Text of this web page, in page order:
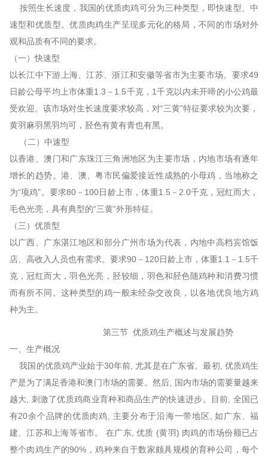
按照生长速度，我国的优质肉鸡可分为三种类型，即快速型、中
速型和优质型。优质肉鸡生产呈现多元化的格局，不同的市场对外
观和品质有不同的要求。
（一）快速型
以长江中下游上海、江苏、浙江和安徽等省市为主要市场。要求49
日龄公母平均上市体重1.3－1.5千克，1千克以内未开啼的小公鸡最
受欢迎。该市场对生长速度要求较高，对“三黄”特征要求较为次要，
黄羽麻羽黑羽均可，胫色有黄有青也有黑。
（二）中速型
以香港、澳门和广东珠江三角洲地区为主要市场，内地市场有逐年
增长的趋势。港、澳、粤市民偏爱接近性成熟的小母鸡，当地称之
为“项鸡”。要求80－100日龄上市，体重1.5－2.0千克，冠红而大，
毛色光亮，具有典型的“三黄”外形特征。
（三）优质型
以广西、广东湛江地区和部分广州市场为代表，内地中高档宾馆饭
店、高收入人员也有需求。要求90－120日龄上市，体重1.1－1.5千
克，冠红而大，羽色光亮，胫较细，羽色和胫色随鸡种和消费习惯
而有所不同。这种类型的鸡一般未经杂交改良，以各地优良地方鸡
种为主。
第三节 优质鸡生产概述与发展趋势
一、生产概况
我国的优质鸡产业始于30年前, 尤其是在广东省。最初, 优质鸡生
产是为了满足香港和澳门市场的需要。然后, 国内市场的需要量越来
越大, 刺激了优质鸡商业育种和商品生产的快速进步。目前, 全国已
有20余个品牌的优质肉鸡, 主要分布于沿海一带地区, 如广东、福
建、江苏和上海等省市。 在广东, 优质 (黄羽) 肉鸡的市场份额已占
整个肉鸡生产的90%，鸡种来自于数家颇具规模的育种公司，每个